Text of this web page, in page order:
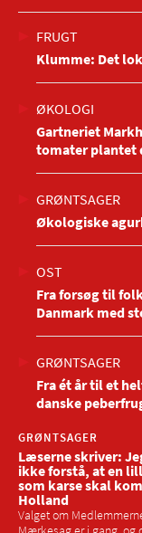
FRUGT
Klumme: Det
ØKOLOGI
Gartneriet
tomater plantet
GRØNTSAGER
Økologiske
OST
Fra forsøg til
Danmark med
GRØNTSAGER
Fra ét år til et
danske
GRØNTSAGER
Læserne skriver:
ikke forstå, at en
som karse skal
Holland
Valget om